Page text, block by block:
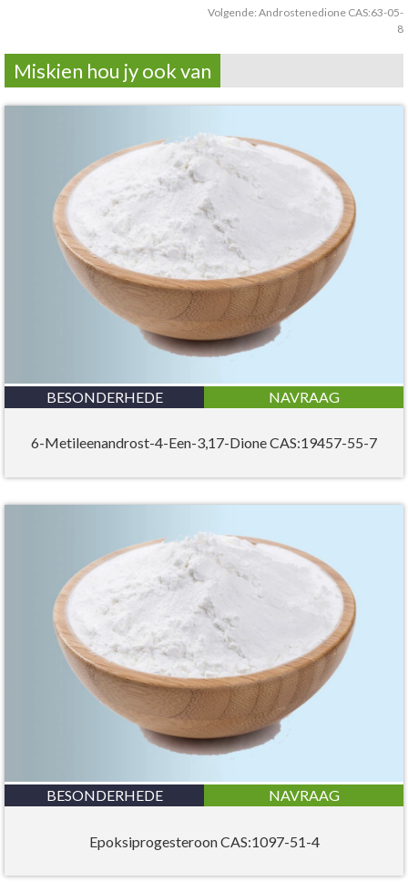
Volgende: Androstenedione CAS:63-05-
8
Miskien hou jy ook van
BESONDERHEDE NAVRAAG
6-Metileenandrost-4-Een-3,17-Dione CAS:19457-55-7
BESONDERHEDE NAVRAAG
Epoksiprogesteroon CAS:1097-51-4